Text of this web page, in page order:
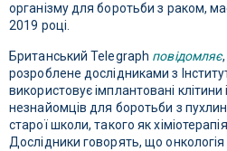
організму для боротьби з раком,
2019 році.
Британський Telegraph повідомляє
розроблене дослідниками з
використовує імплантовані клітини
незнайомців для боротьби з
старої школи, такого як
Дослідники говорять, що